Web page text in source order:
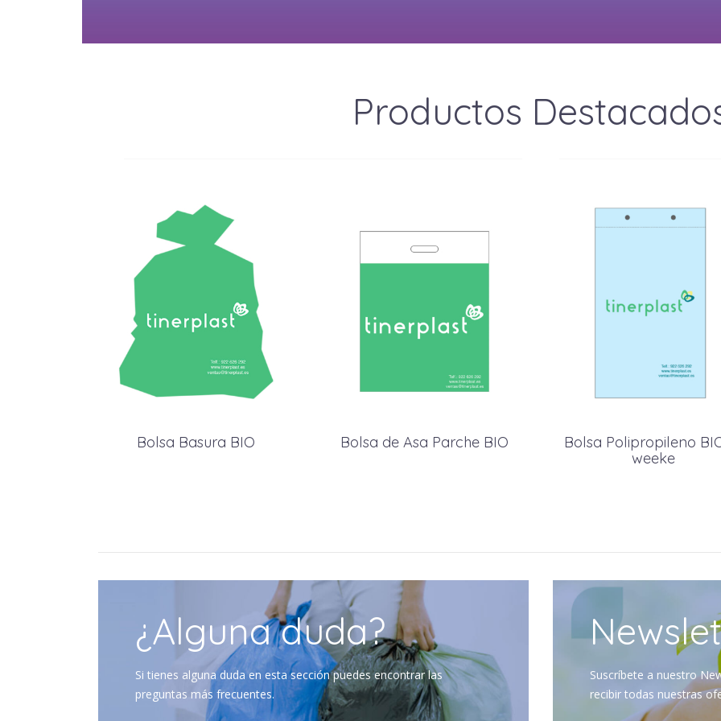
Productos
Bolsa Basura BIO Bolsa de Asa Parche BIO
Bolsa Polipropileno
weeke
¿Alguna duda?
Si tienes alguna duda en esta sección puedes encontrar las
preguntas más frecuentes.
Suscríbete a nuestro
recibir todas nuestras